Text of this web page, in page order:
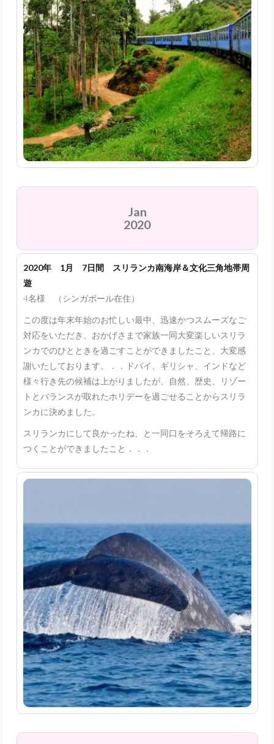
Jan
2020
2020年 1月 7日間 スリランカ南海岸＆文化三角地帯周
遊
4名様 （シンガポール在住）
この度は年末年始のお忙しい最中、迅速かつスムーズなご
対応をいただき、おかげさまで家族一同大変楽しいスリラ
ンカでのひとときを過ごすことができましたこと、大変感
謝いたしております。．．ドバイ、ギリシャ、インドなど
様々行き先の候補は上がりましたが、自然、歴史、リゾー
トとバランスが取れたホリデーを過ごせることからスリラ
ンカに決めました。
スリランカにして良かったね、と一同口をそろえて帰路に
つくことができましたこと．．．